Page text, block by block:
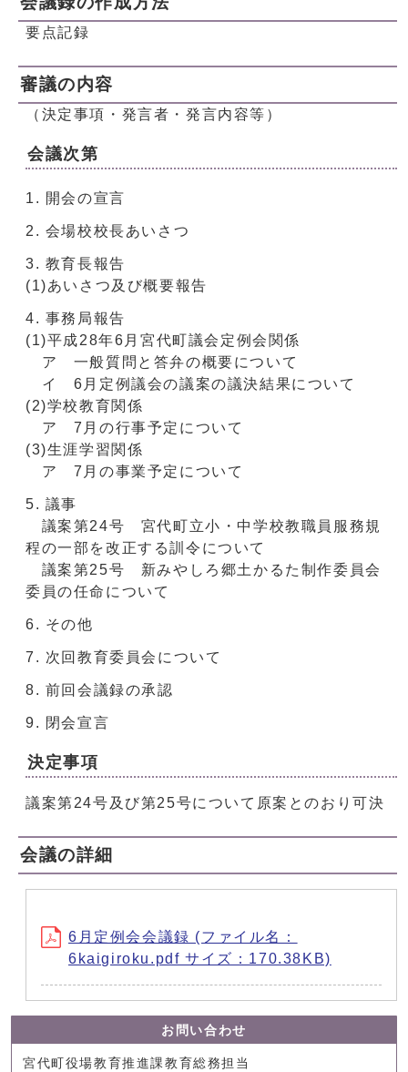
要点記録
審議の内容
（決定事項・発言者・発言内容等）
会議次第
開会の宣言
会場校校長あいさつ
教育長報告
(1)あいさつ及び概要報告
事務局報告
(1)平成28年6月宮代町議会定例会関係
ア 一般質問と答弁の概要について
イ 6月定例議会の議案の議決結果について
(2)学校教育関係
ア 7月の行事予定について
(3)生涯学習関係
ア 7月の事業予定について
議事
議案第24号 宮代町立小・中学校教職員服務規
程の一部を改正する訓令について
議案第25号 新みやしろ郷土かるた制作委員会
委員の任命について
その他
次回教育委員会について
前回会議録の承認
閉会宣言
決定事項
議案第24号及び第25号について原案とのおり可決
会議の詳細
6月定例会会議録 (ファイル名：
6kaigiroku.pdf サイズ：170.38KB)
お問い合わせ
宮代町役場教育推進課教育総務担当